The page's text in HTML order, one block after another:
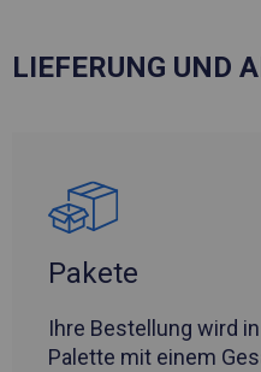
LIEFERUNG UND
Pakete
Ihre Bestellung wird in
Palette mit einem